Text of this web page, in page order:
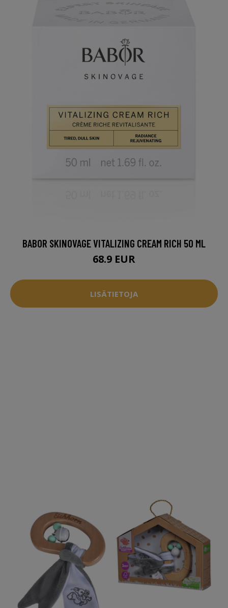
BABOR SKINOVAGE VITALIZING CREAM RICH 50 ML
68.9 EUR
LISÄTIETOJA